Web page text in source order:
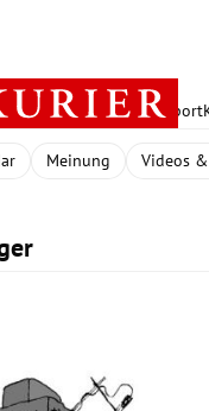
PolitikWirtschaft Sport
Meinung Videos